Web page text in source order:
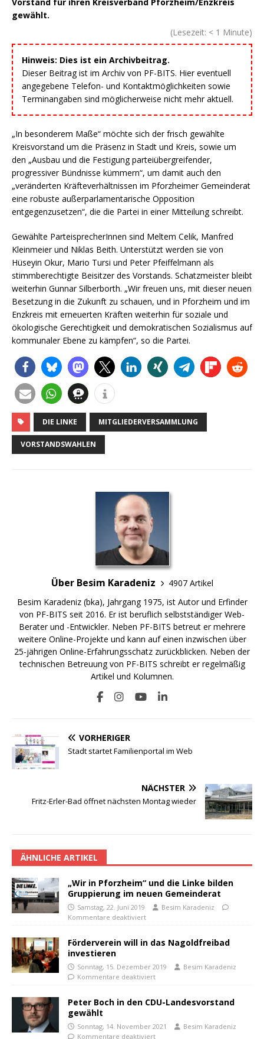
gewählt.
(Lesezeit: < 1 Minute)
Hinweis: Dies ist ein Archivbeitrag.
Dieser Beitrag ist im Archiv von PF-BITS. Hier eventuell
angegebene Telefon- und Kontaktmöglichkeiten sowie
Terminangaben sind möglicherweise nicht mehr aktuell.
„In besonderem Maße“ möchte sich der frisch gewählte
Kreisvorstand um die Präsenz in Stadt und Kreis, sowie um
den „Ausbau und die Festigung parteiübergreifender,
progressiver Bündnisse kümmern“, um damit auch den
„veränderten Kräfteverhältnissen im Pforzheimer Gemeinderat
eine robuste außerparlamentarische Opposition
entgegenzusetzen“, die die Partei in einer Mitteilung schreibt.
Gewählte ParteisprecherInnen sind Meltem Celik, Manfred
Kleinmeier und Niklas Beith. Unterstützt werden sie von
Hüseyin Okur, Mario Tursi und Peter Pfeiffelmann als
stimmberechtigte Beisitzer des Vorstands. Schatzmeister bleibt
weiterhin Gunnar Silberborth. „Wir freuen uns, mit dieser neuen
Besetzung in die Zukunft zu schauen, und in Pforzheim und im
Enzkreis mit erneuerten Kräften weiterhin für soziale und
ökologische Gerechtigkeit und demokratischen Sozialismus auf
kommunaler Ebene zu kämpfen“, so die Partei.
DIE LINKE MITGLIEDERVERSAMMLUNG
VORSTANDSWAHLEN
Über Besim Karadeniz
4907 Artikel
Besim Karadeniz (bka), Jahrgang 1975, ist Autor und Erfinder
von PF-BITS seit 2016. Er ist beruflich selbstständiger Web-
Berater und -Entwickler. Neben PF-BITS betreut er mehrere
weitere Online-Projekte und kann auf einen inzwischen über
25-jährigen Online-Erfahrungsschatz zurückblicken. Neben der
technischen Betreuung von PF-BITS schreibt er regelmäßig
Artikel und Kolumnen.
VORHERIGER
Stadt startet Familienportal im Web
NÄCHSTER
Fritz-Erler-Bad öffnet nächsten Montag wieder
ÄHNLICHE ARTIKEL
„Wir in Pforzheim“ und die Linke bilden
Gruppierung im neuen Gemeinderat
Samstag, 22. Juni 2019
Besim Karadeniz
Kommentare deaktiviert
Förderverein will in das Nagoldfreibad
investieren
Sonntag, 15. Dezember 2019
Besim Karadeniz
Kommentare deaktiviert
Peter Boch in den CDU-Landesvorstand
gewählt
Sonntag, 14. November 2021
Besim Karadeniz
Kommentare deaktiviert